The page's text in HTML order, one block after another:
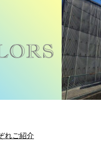
れご紹介